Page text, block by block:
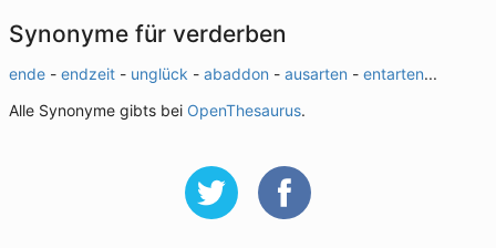
Synonyme für verderben
ende - endzeit - unglück - abaddon - ausarten - entarten...
Alle Synonyme gibts bei OpenThesaurus.